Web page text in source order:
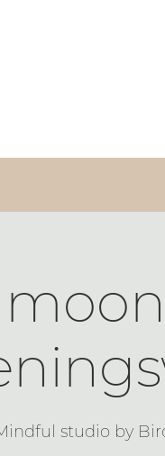
studio by